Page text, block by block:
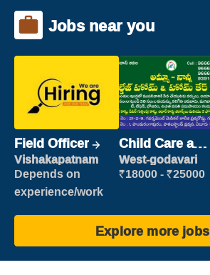
Jobs near you
Field Officer
Vishakapatnam
Depends on
experience/work
Child Care and
Patient care
West-godavari
₹18000 - ₹25000
Explore more jobs